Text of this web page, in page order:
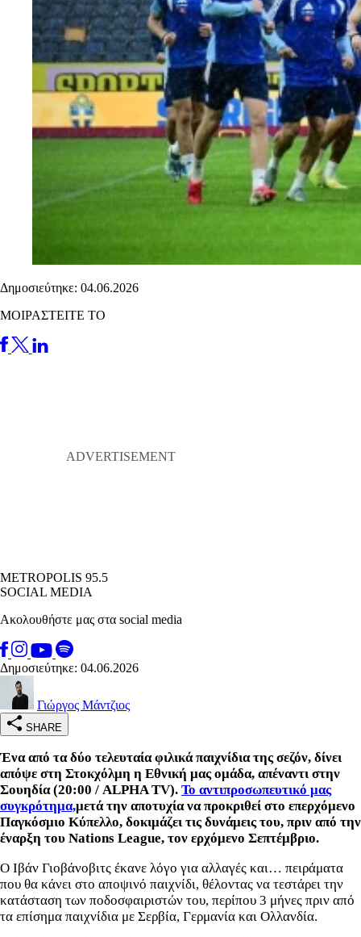
Δημοσιεύτηκε: 04.06.2026
ΜΟΙΡΑΣΤΕΙΤΕ ΤΟ
METROPOLIS 95.5
SOCIAL MEDIA
Ακολουθήστε μας στα social media
Δημοσιεύτηκε: 04.06.2026
Γιώργος Μάντζιος
SHARE
Ένα από τα δύο τελευταία φιλικά παιχνίδια της σεζόν, δίνει
απόψε στη Στοκχόλμη η Εθνική μας ομάδα, απέναντι στην
Σουηδία (20:00 / ALPHA TV). Το αντιπροσωπευτικό μας
συγκρότημα,μετά την αποτυχία να προκριθεί στο επερχόμενο
Παγκόσμιο Κύπελλο, δοκιμάζει τις δυνάμεις του, πριν από την
έναρξη του Nations League, τον ερχόμενο Σεπτέμβριο.
Ο Ιβάν Γιοβάνοβιτς έκανε λόγο για αλλαγές και… πειράματα
που θα κάνει στο αποψινό παιχνίδι, θέλοντας να τεστάρει την
κατάσταση των ποδοσφαιριστών του, περίπου 3 μήνες πριν από
τα επίσημα παιχνίδια με Σερβία, Γερμανία και Ολλανδία.